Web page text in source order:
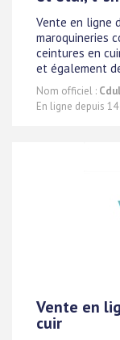
Vente en ligne
maroquineries
ceintures en
et également
Nom officiel :
En ligne depuis
Vente en
cuir